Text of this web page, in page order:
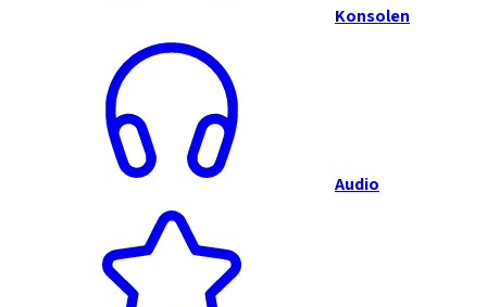
Konsolen
Audio